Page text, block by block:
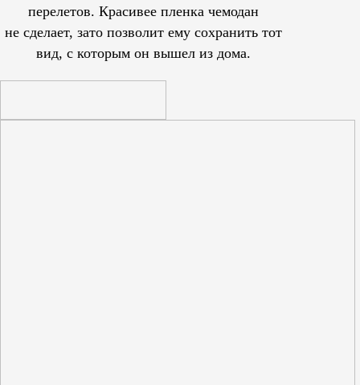
перелетов. Красивее пленка чемодан
не сделает, зато позволит ему сохранить тот
вид, с которым он вышел из дома.